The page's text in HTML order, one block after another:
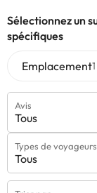
Sélectionnez un
spécifiques
Emplacement1
Avis
Tous
Types de voyageurs
Tous